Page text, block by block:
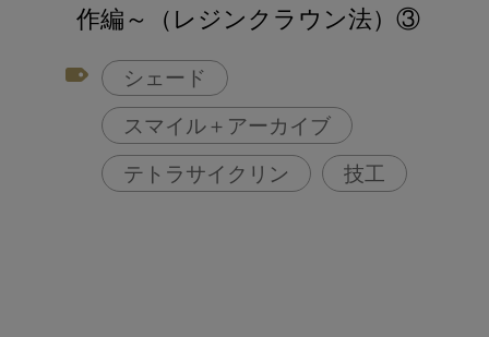
コンポジットレジン
作編～（レジンクラウン法）③
シェード
スマイル＋アーカイブ
テトラサイクリン 技工